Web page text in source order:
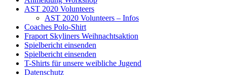
AST 2020 Volunteers
AST 2020 Volunteers – Infos
Coaches Polo-Shirt
Fraport Skyliners Weihnachtsaktion
Spielbericht einsenden
Spielbericht einsenden
T-Shirts für unsere weibliche Jugend
Datenschutz